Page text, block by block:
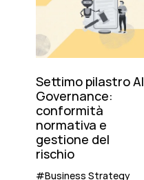
Settimo pilastro AI
Governance:
conformità
normativa e
gestione del
rischio
#Business Strategy